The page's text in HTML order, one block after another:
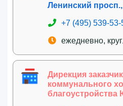
Ленинский
+7 (495) 539-53-
ежедневно,
Дирекция
коммунального